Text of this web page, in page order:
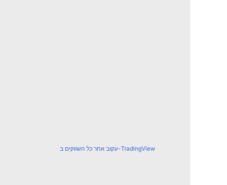
עקוב אחר כל השווקים ב-TradingView